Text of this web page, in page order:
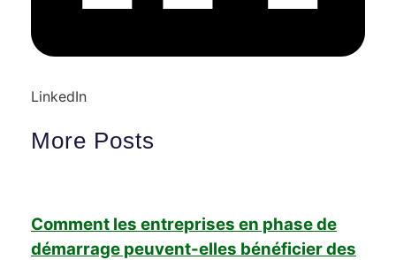
LinkedIn
More Posts
Comment les entreprises en phase de
démarrage peuvent-elles bénéficier des